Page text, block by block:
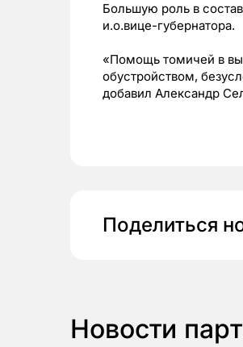
Большую роль в
и.о.вице-губернатора.
«Помощь томичей в
обустройством,
добавил Александр
Поделиться
Новости